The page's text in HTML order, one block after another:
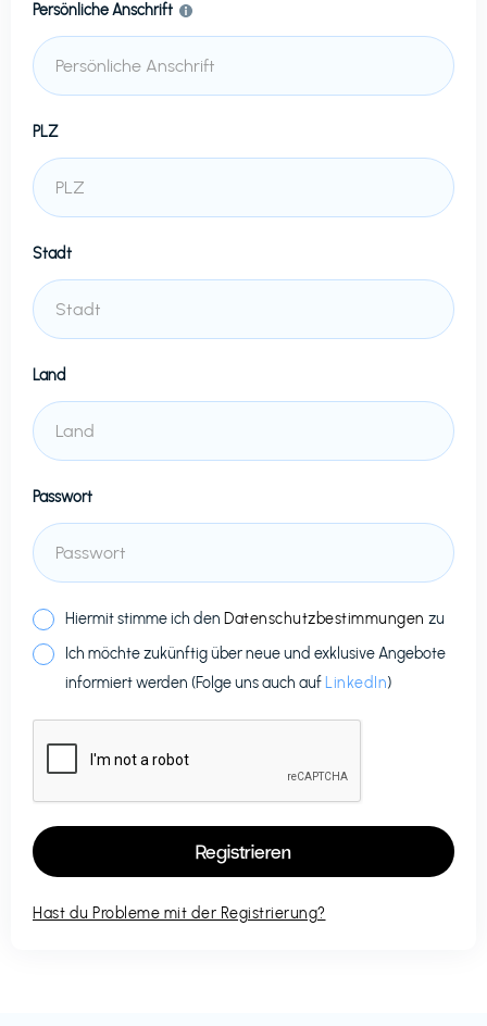
Persönliche Anschrift
PLZ
Stadt
Land
Passwort
Hiermit stimme ich den Datenschutzbestimmungen zu
Ich möchte zukünftig über neue und exklusive Angebote
informiert werden (Folge uns auch auf LinkedIn)
Hast du Probleme mit der Registrierung?